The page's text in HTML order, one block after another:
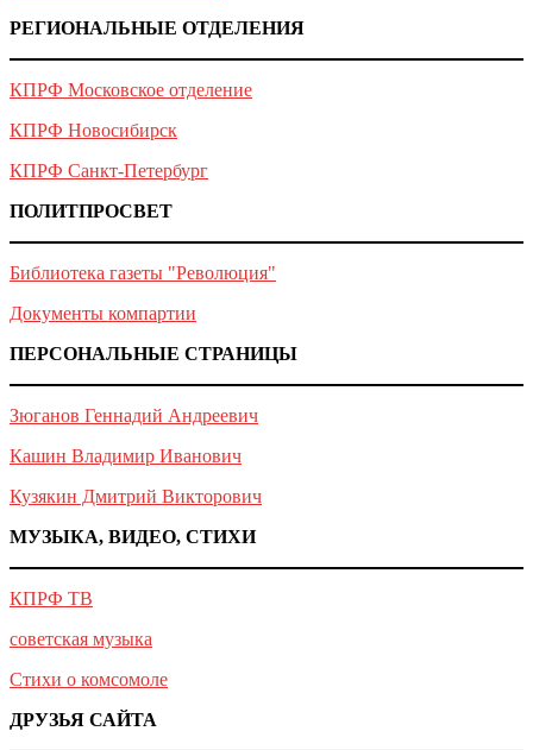
РЕГИОНАЛЬНЫЕ ОТДЕЛЕНИЯ
КПРФ Московское отделение
КПРФ Новосибирск
КПРФ Санкт-Петербург
ПОЛИТПРОСВЕТ
Библиотека газеты "Революция"
Документы компартии
ПЕРСОНАЛЬНЫЕ СТРАНИЦЫ
Зюганов Геннадий Андреевич
Кашин Владимир Иванович
Кузякин Дмитрий Викторович
МУЗЫКА, ВИДЕО, СТИХИ
КПРФ ТВ
советская музыка
Стихи о комсомоле
ДРУЗЬЯ САЙТА